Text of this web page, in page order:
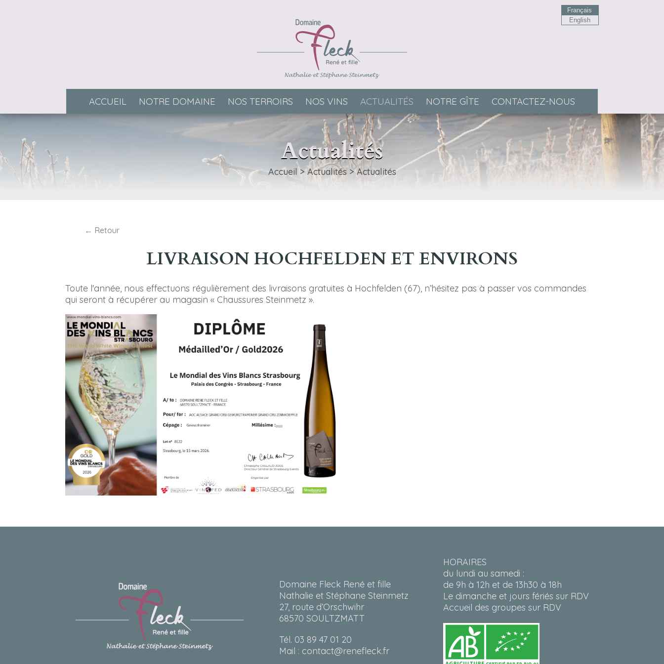
Français
English
ACCUEIL NOTRE DOMAINE NOS TERROIRS NOS VINS ACTUALITÉS NOTRE GÎTE CONTACTEZ-NOUS
Actualités
Accueil >Actualités>Actualités
Retour
LIVRAISON HOCHFELDEN ET ENVIRONS
Toute l'année, nous effectuons régulièrement des livraisons gratuites à Hochfelden (67), n’hésitez pas à passer vos commandes
qui seront à récupérer au magasin « Chaussures Steinmetz ».
Domaine Fleck René et fille
Nathalie et Stéphane Steinmetz
27, route d’Orschwihr
68570 SOULTZMATT
Tél. 03 89 47 01 20
Mail : contact@renefleck.fr
HORAIRES
du lundi au samedi :
de 9h à 12h et de 13h30 à 18h
Le dimanche et jours fériés sur RDV
Accueil des groupes sur RDV